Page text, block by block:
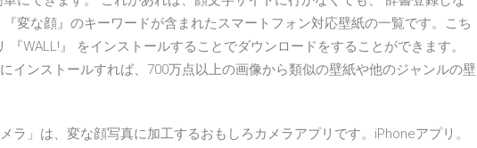
『変な顔』のキーワードが含まれたスマートフォン対応壁紙の一覧です。こち
『WALL!』 をインストールすることでダウンロードをすることができます。
インストールすれば、700万点以上の画像から類似の壁紙や他のジャンルの壁
ラ」は、変な顔写真に加工するおもしろカメラアプリです。iPhoneアプリ。